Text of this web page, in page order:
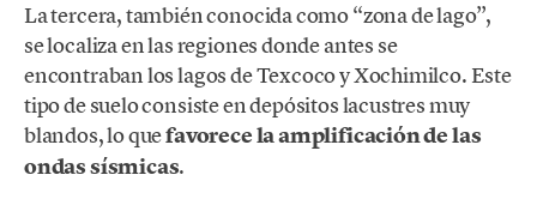
La tercera, también conocida como “zona de lago”,
se localiza en las regiones donde antes se
encontraban los lagos de Texcoco y Xochimilco. Este
tipo de suelo consiste en depósitos lacustres muy
blandos, lo quefavorece la amplificación de las
ondas sísmicas.